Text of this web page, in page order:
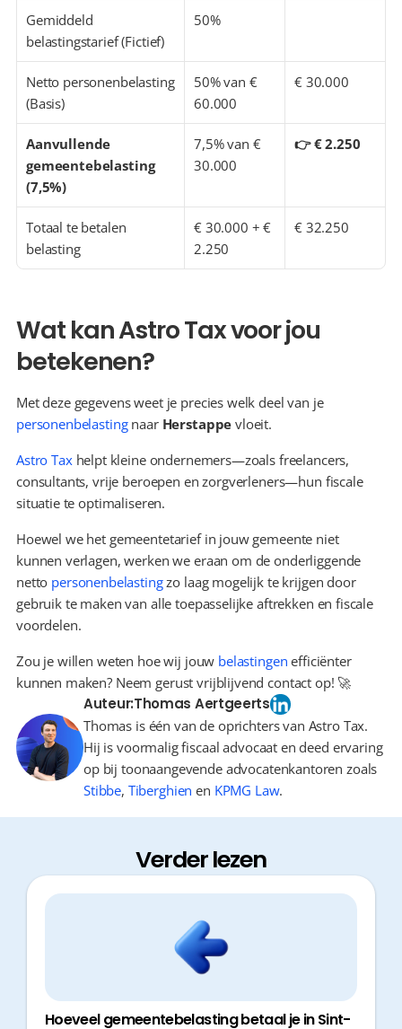
Gemiddeld
belastingstarief (Fictief)
50%
Netto personenbelasting
(Basis)
50% van €
60.000
€ 30.000
Aanvullende
gemeentebelasting
(7,5%)
7,5% van €
30.000
👉 € 2.250
Totaal te betalen
belasting
€ 30.000 + €
2.250
€ 32.250
Wat kan Astro Tax voor jou
betekenen?
Met deze gegevens weet je precies welk deel van je
personenbelasting naar Herstappe vloeit.
Astro Tax helpt kleine ondernemers—zoals freelancers,
consultants, vrije beroepen en zorgverleners—hun fiscale
situatie te optimaliseren.
Hoewel we het gemeentetarief in jouw gemeente niet
kunnen verlagen, werken we eraan om de onderliggende
netto personenbelasting zo laag mogelijk te krijgen door
gebruik te maken van alle toepasselijke aftrekken en fiscale
voordelen.
Zou je willen weten hoe wij jouw belastingen efficiënter
kunnen maken? Neem gerust vrijblijvend contact op! 🚀
Auteur:Thomas Aertgeerts
Thomas is één van de oprichters van Astro Tax.
Hij is voormalig fiscaal advocaat en deed ervaring
op bij toonaangevende advocatenkantoren zoals
Stibbe, Tiberghien en KPMG Law.
Verder lezen
Hoeveel gemeentebelasting betaal je in Sint-